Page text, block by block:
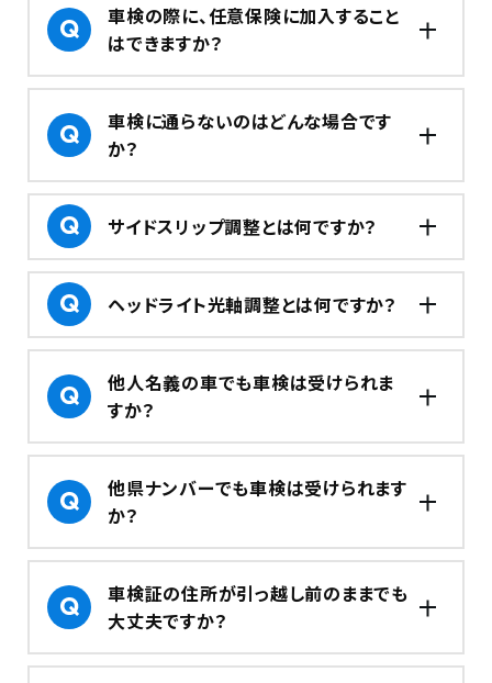
車検の際に、任意保険に加入すること
はできますか？
車検に通らないのはどんな場合です
か？
サイドスリップ調整とは何ですか？
ヘッドライト光軸調整とは何ですか？
他人名義の車でも車検は受けられま
すか？
他県ナンバーでも車検は受けられます
か？
車検証の住所が引っ越し前のままでも
大丈夫ですか？